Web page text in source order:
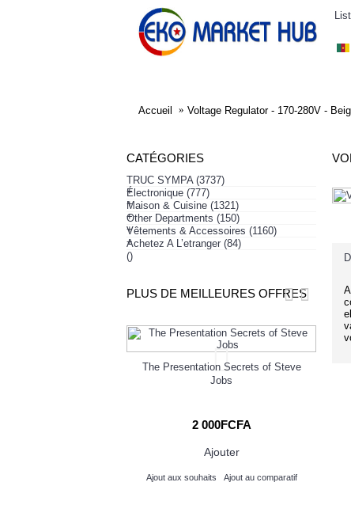
Accueil Voltage Regulator - 170-280V -
CATÉGORIES
TRUC SYMPA (3737)
+
Électronique (777)
+
Maison & Cuisine (1321)
+
Other Departments (150)
+
Vêtements & Accessoires (1160)
+
Achetez A L’etranger (84)
()
PLUS DE MEILLEURES OFFRES
The Presentation Secrets of Steve
Jobs
2 000FCFA
Ajouter
Ajout aux souhaits Ajout au comparatif